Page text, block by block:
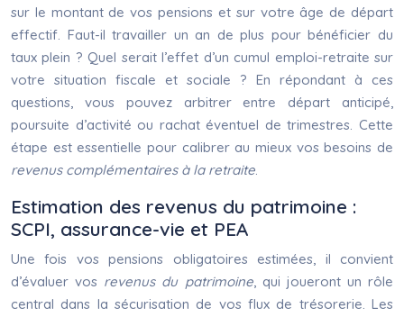
sur le montant de vos pensions et sur votre âge de départ
effectif. Faut-il travailler un an de plus pour bénéficier du
taux plein ? Quel serait l’effet d’un cumul emploi-retraite sur
votre situation fiscale et sociale ? En répondant à ces
questions, vous pouvez arbitrer entre départ anticipé,
poursuite d’activité ou rachat éventuel de trimestres. Cette
étape est essentielle pour calibrer au mieux vos besoins de
revenus complémentaires à la retraite.
Estimation des revenus du patrimoine :
SCPI, assurance-vie et PEA
Une fois vos pensions obligatoires estimées, il convient
d’évaluer vos revenus du patrimoine, qui joueront un rôle
central dans la sécurisation de vos flux de trésorerie. Les